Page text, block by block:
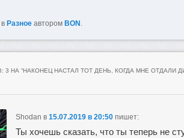
Разное автором BON .
3 НА “НАКОНЕЦ НАСТАЛ ТОТ ДЕНЬ, КОГДА МНЕ ОТДАЛИ
Shodan в15.07.2019 в 20:50 пишет:
Ты хочешь сказать, что ты теперь не